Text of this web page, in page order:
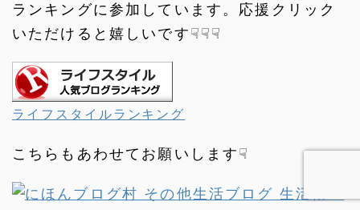
ランキングに参加しています。応援クリック
いただけると嬉しいです☟☟☟
ライフスタイルランキング
こちらもあわせてお願いします☟